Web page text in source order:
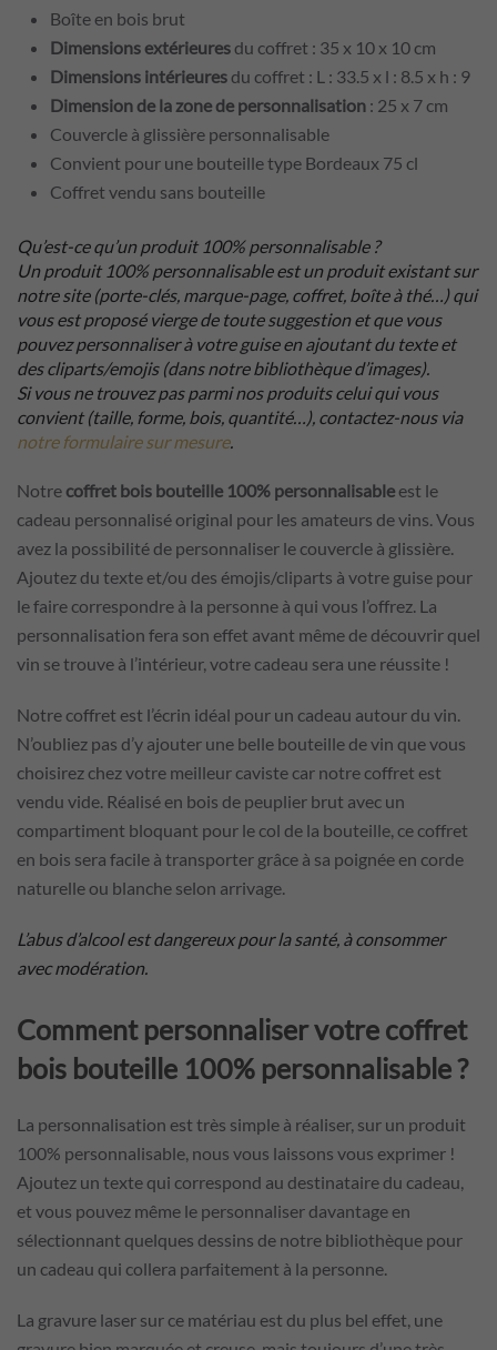
Boîte en bois brut
Dimensions extérieures du coffret : 35 x 10 x 10 cm
Dimensions intérieures du coffret : L : 33.5 x l : 8.5 x h : 9
Dimension de la zone de personnalisation : 25 x 7 cm
Couvercle à glissière personnalisable
Convient pour une bouteille type Bordeaux 75 cl
Coffret vendu sans bouteille
Qu’est-ce qu’un produit 100% personnalisable ?
Un produit 100% personnalisable est un produit existant sur
notre site (porte-clés, marque-page, coffret, boîte à thé…) qui
vous est proposé vierge de toute suggestion et que vous
pouvez personnaliser à votre guise en ajoutant du texte et
des cliparts/emojis (dans notre bibliothèque d’images).
Si vous ne trouvez pas parmi nos produits celui qui vous
convient (taille, forme, bois, quantité…), contactez-nous via
notre formulaire sur mesure.
Notre coffret bois bouteille 100% personnalisable est le
cadeau personnalisé original pour les amateurs de vins. Vous
avez la possibilité de personnaliser le couvercle à glissière.
Ajoutez du texte et/ou des émojis/cliparts à votre guise pour
le faire correspondre à la personne à qui vous l’offrez. La
personnalisation fera son effet avant même de découvrir quel
vin se trouve à l’intérieur, votre cadeau sera une réussite !
Notre coffret est l’écrin idéal pour un cadeau autour du vin.
N’oubliez pas d’y ajouter une belle bouteille de vin que vous
choisirez chez votre meilleur caviste car notre coffret est
vendu vide. Réalisé en bois de peuplier brut avec un
compartiment bloquant pour le col de la bouteille, ce coffret
en bois sera facile à transporter grâce à sa poignée en corde
naturelle ou blanche selon arrivage.
L’abus d’alcool est dangereux pour la santé, à consommer
avec modération.
Comment personnaliser votre coffret
bois bouteille 100% personnalisable ?
La personnalisation est très simple à réaliser, sur un produit
100% personnalisable, nous vous laissons vous exprimer !
Ajoutez un texte qui correspond au destinataire du cadeau,
et vous pouvez même le personnaliser davantage en
sélectionnant quelques dessins de notre bibliothèque pour
un cadeau qui collera parfaitement à la personne.
La gravure laser sur ce matériau est du plus bel effet, une